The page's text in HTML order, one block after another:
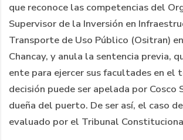
que reconoce las competencias del
Supervisor de la Inversión en
Transporte de Uso Público (Ositran)
Chancay, y anula la sentencia previa,
ente para ejercer sus facultades en el
decisión puede ser apelada por Cosco
dueña del puerto. De ser así, el caso
evaluado por el Tribunal